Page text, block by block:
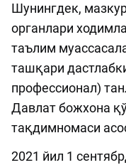
Шунингдек,
органлари
таълим
ташқари
профессионал)
Давлат божхона
тақдимномаси
2021 йил 1